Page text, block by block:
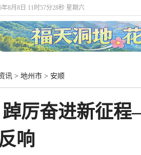
年8月8日 11时57分29秒 星期六
讯 > 地州市 > 安顺
踔厉奋进新征
响